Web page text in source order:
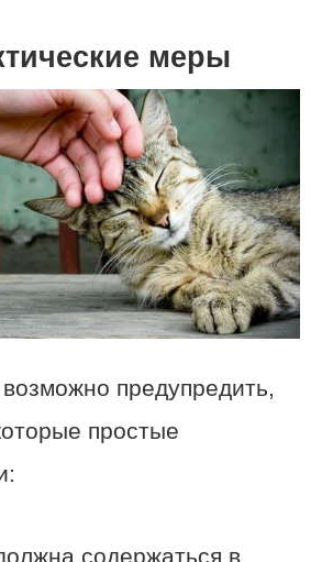
меры
предупредить,
простые
содержаться в